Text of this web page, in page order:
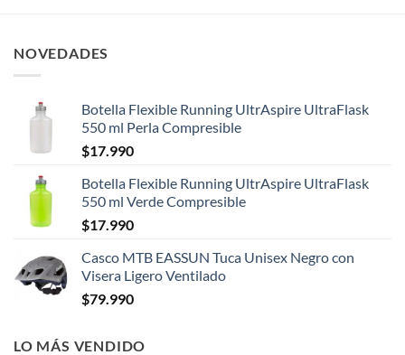
NOVEDADES
Botella Flexible Running UltrAspire UltraFlask
550 ml Perla Compresible
$17.990
Botella Flexible Running UltrAspire UltraFlask
550 ml Verde Compresible
$17.990
Casco MTB EASSUN Tuca Unisex Negro con
Visera Ligero Ventilado
$79.990
LO MÁS VENDIDO